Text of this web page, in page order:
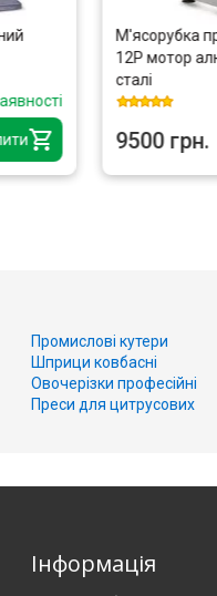
М'ясорубка
12P мотор
сталі
9500 грн.
Промислові кутери
Шприци ковбасні
Овочерізки професійні
Преси для цитрусових
Інформація